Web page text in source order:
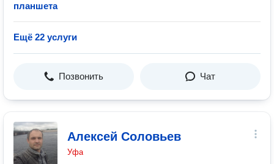
планшета
Ещё 22 услуги
Позвонить Чат
Алексей Соловьев
Уфа